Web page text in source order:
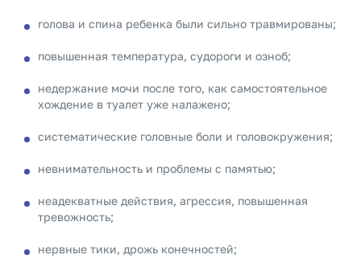
голова и спина ребенка были сильно травмированы;
повышенная температура, судороги и озноб;
недержание мочи после того, как самостоятельное
хождение в туалет уже налажено;
систематические головные боли и головокружения;
невнимательность и проблемы с памятью;
неадекватные действия, агрессия, повышенная
тревожность;
нервные тики, дрожь конечностей;